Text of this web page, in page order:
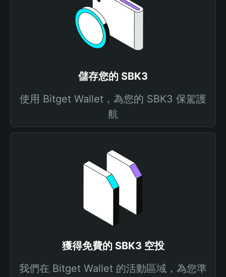
儲存您的 SBK3
使用 Bitget Wallet，為您的 SBK3 保駕護
航
獲得免費的 SBK3 空投
我們在 Bitget Wallet 的活動區域，為您準